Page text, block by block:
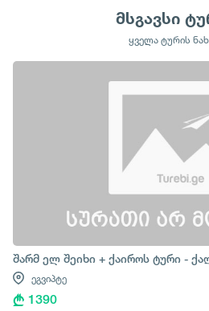
მსგავსი
ყველა ტურის
შარმ ელ შეიხი + ქაიროს ტური -
ეგვიპტე
1390